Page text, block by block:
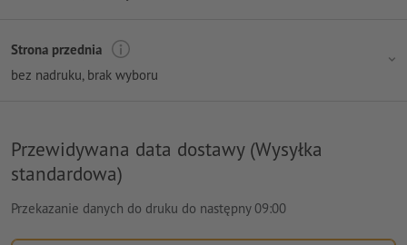
Strona przednia
bez nadruku, brak wyboru
Przewidywana data dostawy (Wysyłka
standardowa)
Przekazanie danych do druku do następny 09:00